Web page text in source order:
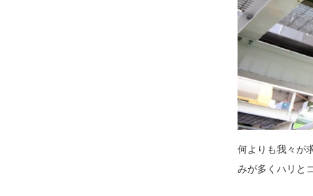
何よりも我々が
みが多くハリと